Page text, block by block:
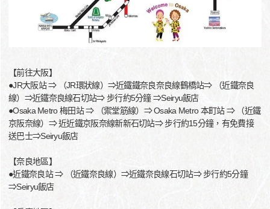
【前往大阪】
●JR大阪站 ⇒ （JR環狀線）⇒近鐵鐵奈良奈良線鶴橋站⇒ （近鐵奈良
線）⇒近鐵奈良線石切站⇒ 步行約5分鐘 ⇒Seiryu飯店
●Osaka Metro 梅田站 ⇒ （禦堂筋線）⇒ Osaka Metro 本町站 ⇒ （近鐵
京阪奈線）⇒ 近近鐵京阪奈線新新石切站⇒ 步行約15分鐘，有免費接
送巴士⇒Seiryu飯店
【奈良地區】
●近鐵奈良站 ⇒ （近鐵奈良線）⇒近鐵奈良線石切站⇒ 步行約5分鐘
⇒Seiryu飯店